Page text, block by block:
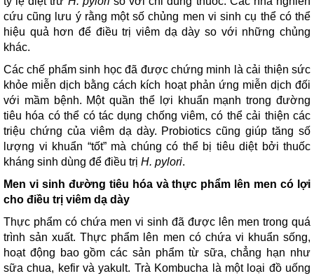
cứu cũng lưu ý rằng một số chủng men vi sinh cụ thể có thể
hiệu quả hơn để điều trị viêm dạ dày so với những chủng
khác.
Các chế phẩm sinh học đã được chứng minh là cải thiện sức
khỏe miễn dịch bằng cách kích hoạt phản ứng miễn dịch đối
với mầm bệnh. Một quần thể lợi khuẩn mạnh trong đường
tiêu hóa có thể có tác dụng chống viêm, có thể cải thiện các
triệu chứng của viêm dạ dày. Probiotics cũng giúp tăng số
lượng vi khuẩn “tốt” mà chúng có thể bị tiêu diệt bởi thuốc
kháng sinh dùng để điều trị H. pylori.
Men vi sinh đường tiêu hóa và thực phẩm lên men có lợi
cho điều trị viêm dạ dày
Thực phẩm có chứa men vi sinh đã được lên men trong quá
trình sản xuất. Thực phẩm lên men có chứa vi khuẩn sống,
hoạt động bao gồm các sản phẩm từ sữa, chẳng hạn như
sữa chua, kefir và yakult. Trà Kombucha là một loại đồ uống